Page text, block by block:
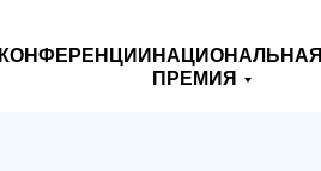
НАЦИОНАЛЬНАЯ
ПРЕМИЯ
КОНФЕРЕНЦИИ